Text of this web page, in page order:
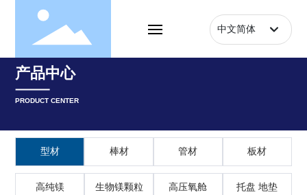
首页
走进明镁
产品中心
企业实力
中文简体
English
产品中心
PRODUCT CENTER
型材 棒材 管材 板材
高纯镁 生物镁颗粒 高压氧舱 托盘 地垫